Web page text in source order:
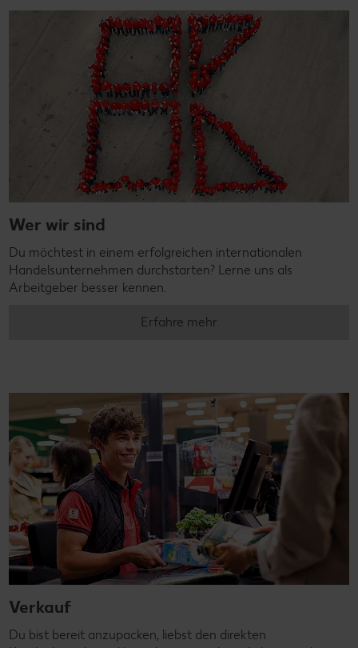
Wer wir sind
Du möchtest in einem erfolgreichen internationalen
Handelsunternehmen durchstarten? Lerne uns als
Arbeitgeber besser kennen.
Erfahre mehr
Verkauf
Du bist bereit anzupacken, liebst den direkten